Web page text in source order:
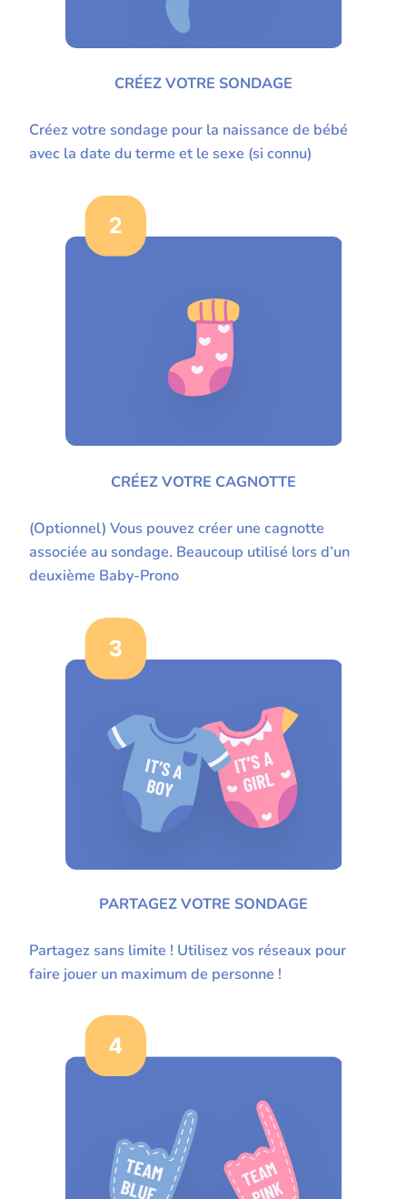
CRÉEZ VOTRE SONDAGE
Créez votre sondage pour la naissance de bébé
avec la date du terme et le sexe (si connu)
CRÉEZ VOTRE CAGNOTTE
(Optionnel) Vous pouvez créer une cagnotte
associée au sondage. Beaucoup utilisé lors d’un
deuxième Baby-Prono
PARTAGEZ VOTRE SONDAGE
Partagez sans limite ! Utilisez vos réseaux pour
faire jouer un maximum de personne !